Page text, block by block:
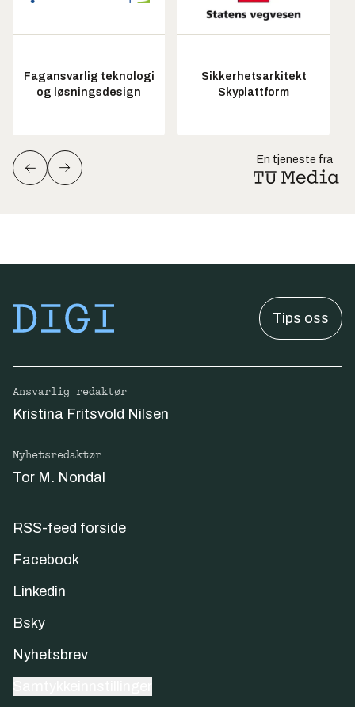
Fagansvarlig teknologi
og løsningsdesign
Sikkerhetsarkitekt
Skyplattform
En tjeneste fra
Tips oss
Ansvarlig redaktør
Kristina Fritsvold Nilsen
Nyhetsredaktør
Tor M. Nondal
RSS-feed forside
Facebook
Linkedin
Bsky
Nyhetsbrev